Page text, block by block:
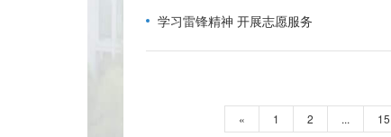
学习雷锋精神 开展志愿服务
« 1 2 ... 15